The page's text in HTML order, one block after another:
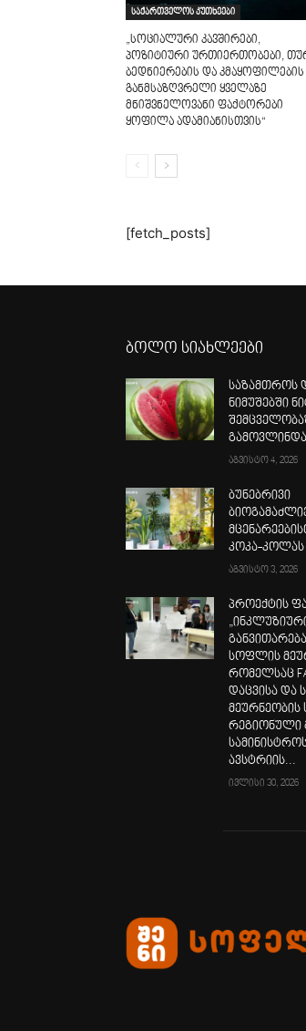
საქართველოს კუთხეები
„სოციალური კავშირები,
პოზიტიური ურთიერთობები,
ბედნიერების და კმაყოფილების
განმსაზღვრელი ყველაზე
მნიშვნელოვანი ფაქტორები
ყოფილა ადამიანისთვის“
[fetch_posts]
ბოლო სიახლეები
საზამთროს
ნიმუშებში
გამოვლინდა
აგვისტო 4, 2026
ბუნებრივი
კოკა-კოლას
აგვისტო 3, 2026
პროექტის
სოფლის
რომელსაც
დაცვისა და
მეურნეობის
რეგიონული
ავსტრიის...
ივლისი 30, 2026